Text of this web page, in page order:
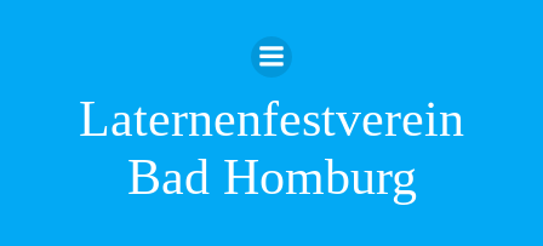
Inhalt
springen
Laternenfestverein
Bad Homburg